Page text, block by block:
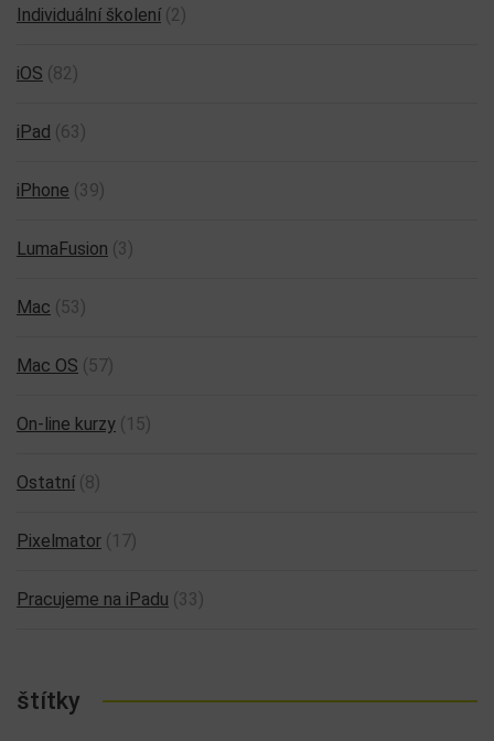
Individuální školení (2)
iOS (82)
iPad (63)
iPhone (39)
LumaFusion (3)
Mac (53)
Mac OS (57)
On-line kurzy (15)
Ostatní (8)
Pixelmator (17)
Pracujeme na iPadu (33)
štítky